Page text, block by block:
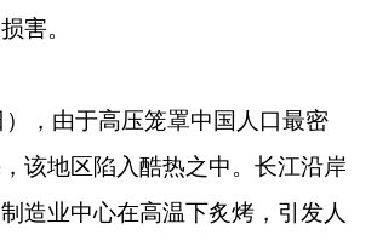
害。
，由于高压笼罩中国人口最密
该地区陷入酷热之中。长江沿岸
造业中心在高温下炙烤，引发人